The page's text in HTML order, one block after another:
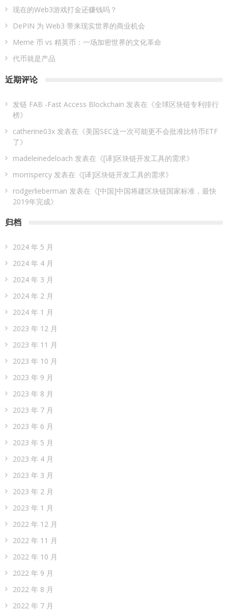
现在的Web3游戏打金还赚钱吗？
DePIN 为 Web3 带来现实世界的商业机会
Meme 币 vs 精英币：一场加密世界的文化革命
代币就是产品
近期评论
发链 FAB -Fast Access Blockchain 发表在《全球区块链专利排行
榜》
catherine03x 发表在《美国SEC这一次可能更不会批准比特币ETF
了》
madeleinedeloach 发表在《[译]区块链开发工具的需求》
morrispercy 发表在《[译]区块链开发工具的需求》
rodgerlieberman 发表在《[中国]中国将建区块链国家标准，最快
2019年完成》
归档
2024 年 5 月
2024 年 4 月
2024 年 3 月
2024 年 2 月
2024 年 1 月
2023 年 12 月
2023 年 11 月
2023 年 10 月
2023 年 9 月
2023 年 8 月
2023 年 7 月
2023 年 6 月
2023 年 5 月
2023 年 4 月
2023 年 3 月
2023 年 2 月
2023 年 1 月
2022 年 12 月
2022 年 11 月
2022 年 10 月
2022 年 9 月
2022 年 8 月
2022 年 7 月